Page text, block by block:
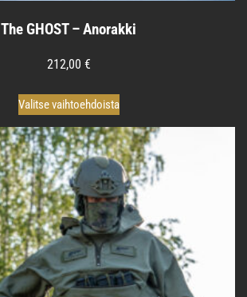
The GHOST – Anorakki
212,00 €
Valitse vaihtoehdoista
Tällä
tuotteella
on
useampi
muunnelma.
Voit
tehdä
valinnat
tuotteen
sivulla.